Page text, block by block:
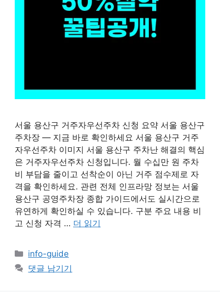
서울 용산구 거주자우선주차 신청 요약 서울 용산구
주차장 — 지금 바로 확인하세요 서울 용산구 거주
자우선주차 이미지 서울 용산구 주차난 해결의 핵심
은 거주자우선주차 신청입니다. 월 수십만 원 주차
비 부담을 줄이고 선착순이 아닌 거주 점수제로 자
격을 확인하세요. 관련 전체 인프라망 정보는 서울
용산구 공영주차장 종합 가이드에서도 실시간으로
유연하게 확인하실 수 있습니다. 구분 주요 내용 비
고 신청 자격 … 더 읽기
카
테
info-guide
댓글 남기기